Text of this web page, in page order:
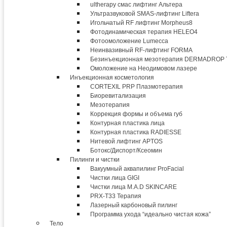
ultherapy смас лифтинг Альтера
Ультразвуковой SMAS-лифтинг Liftera
Игольчатый RF лифтинг Morpheus8
Фотодинамическая терапия HELEO4
Фотоомоложение Lumecca
Неинвазивный RF-лифтинг FORMA
Безинъекционная мезотерапия
Омоложение на Неодимовом лазере
Инъекционная косметология
CORTEXIL PRP Плазмотерапия
Биоревитализация
Мезотерапия
Коррекция формы и объема губ
Контурная пластика лица
Контурная пластика RADIESSE
Нитевой лифтинг APTOS
Ботокс/Диспорт/Ксеомин
Пилинги и чистки
Вакуумный аквапилинг ProFacial
Чистки лица GIGI
Чистки лица M.A.D SKINCARE
PRX-T33 Терапия
Лазерный карбоновый пилинг
Программа ухода “идеально чистая кожа”
Тело